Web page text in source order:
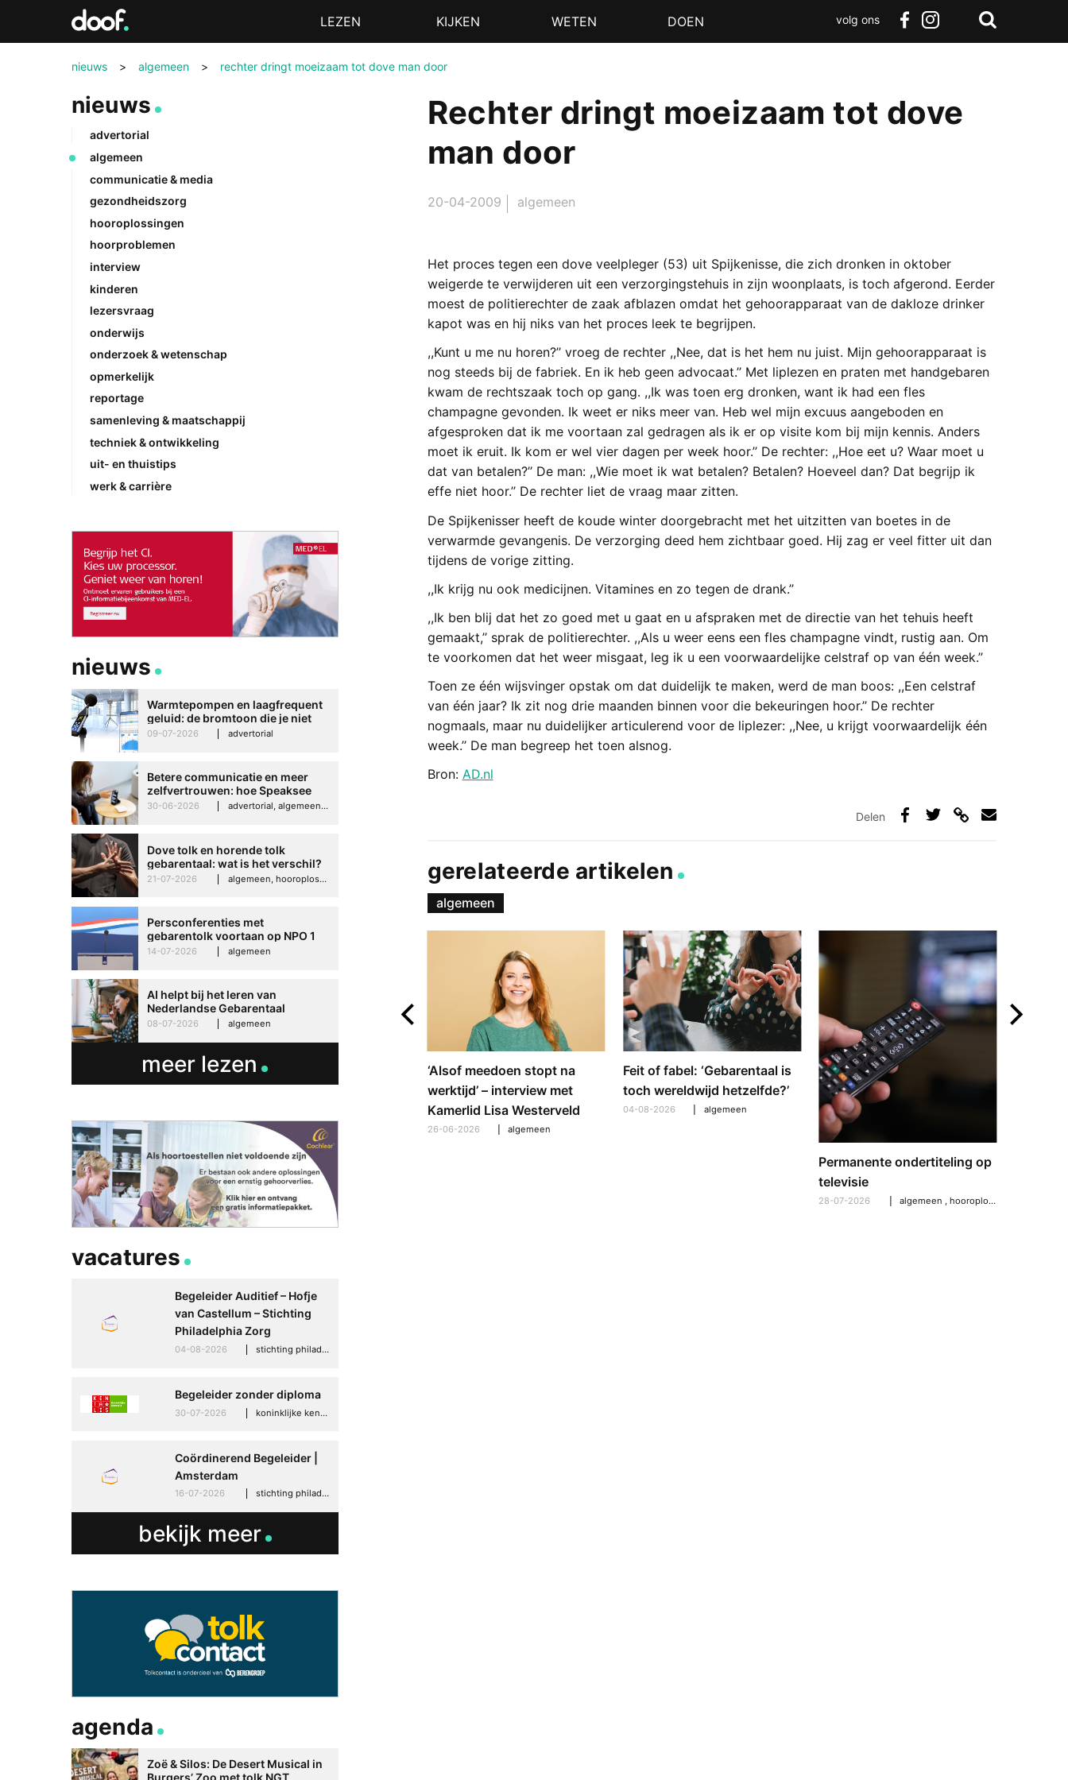
MenuLEZEN KIJKEN WETEN DOEN
volg ons
nieuws > algemeen > rechter dringt moeizaam tot dove man door
Rechter dringt moeizaam tot dove
man door
20-04-2009 algemeen
Het proces tegen een dove veelpleger (53) uit Spijkenisse, die zich dronken in oktober
weigerde te verwijderen uit een verzorgingstehuis in zijn woonplaats, is toch afgerond. Eerder
moest de politierechter de zaak afblazen omdat het gehoorapparaat van de dakloze drinker
kapot was en hij niks van het proces leek te begrijpen.
,,Kunt u me nu horen?’’ vroeg de rechter ,,Nee, dat is het hem nu juist. Mijn gehoorapparaat is
nog steeds bij de fabriek. En ik heb geen advocaat.’’ Met liplezen en praten met handgebaren
kwam de rechtszaak toch op gang. ,,Ik was toen erg dronken, want ik had een fles
champagne gevonden. Ik weet er niks meer van. Heb wel mijn excuus aangeboden en
afgesproken dat ik me voortaan zal gedragen als ik er op visite kom bij mijn kennis. Anders
moet ik eruit. Ik kom er wel vier dagen per week hoor.’’ De rechter: ,,Hoe eet u? Waar moet u
dat van betalen?’’ De man: ,,Wie moet ik wat betalen? Betalen? Hoeveel dan? Dat begrijp ik
effe niet hoor.’’ De rechter liet de vraag maar zitten.
De Spijkenisser heeft de koude winter doorgebracht met het uitzitten van boetes in de
verwarmde gevangenis. De verzorging deed hem zichtbaar goed. Hij zag er veel fitter uit dan
tijdens de vorige zitting.
,,Ik krijg nu ook medicijnen. Vitamines en zo tegen de drank.’’
,,Ik ben blij dat het zo goed met u gaat en u afspraken met de directie van het tehuis heeft
gemaakt,’’ sprak de politierechter. ,,Als u weer eens een fles champagne vindt, rustig aan. Om
te voorkomen dat het weer misgaat, leg ik u een voorwaardelijke celstraf op van één week.’’
Toen ze één wijsvinger opstak om dat duidelijk te maken, werd de man boos: ,,Een celstraf
van één jaar? Ik zit nog drie maanden binnen voor die bekeuringen hoor.’’ De rechter
nogmaals, maar nu duidelijker articulerend voor de liplezer: ,,Nee, u krijgt voorwaardelijk één
week.’’ De man begreep het toen alsnog.
Bron: AD.nl
Delen
gerelateerde artikelen
algemeen
Feit of fabel: ‘Gebarentaal is
toch wereldwijd hetzelfde?’
04-08-2026 algemeen
Permanente ondertiteling op
televisie
28-07-2026 algemeen ,hooroplossingen
Betere communicatie en
meer zelfvertrouwen: hoe
groeien in haar werk
advertorial
‘Alsof meedoen stopt na
werktijd’ – interview met
Kamerlid Lisa Westerveld
26-06-2026 algemeen
nieuws
advertorial
algemeen
communicatie & media
gezondheidszorg
hooroplossingen
hoorproblemen
interview
kinderen
lezersvraag
onderwijs
onderzoek & wetenschap
opmerkelijk
reportage
samenleving & maatschappij
techniek & ontwikkeling
uit- en thuistips
werk & carrière
nieuws
Warmtepompen en laagfrequent
geluid: de bromtoon die je niet
kunt negeren
09-07-2026 advertorial
Betere communicatie en meer
zelfvertrouwen: hoe Speaksee
Imelda helpt om te groeien in
30-06-2026 advertorial, algemeen, hooroplossingen, interview
Dove tolk en horende tolk
gebarentaal: wat is het verschil?
21-07-2026 algemeen, hooroplossingen, hoorproblemen, samenleving & maatschappij
Persconferenties met
gebarentolk voortaan op NPO 1
Extra
14-07-2026 algemeen
AI helpt bij het leren van
Nederlandse Gebarentaal
08-07-2026 algemeen
meer lezen
vacatures
Begeleider Auditief – Hofje
van Castellum – Stichting
Philadelphia Zorg
04-08-2026 stichting philadelphia zorg, den haag
Begeleider zonder diploma
30-07-2026 koninklijke kentalis, scheveningen
Coördinerend Begeleider |
Amsterdam
16-07-2026 stichting philadelphia zorg, amsterdam
bekijk meer
agenda
Zoë & Silos: De Desert Musical in
Doof.nl
Zoeken
Terug